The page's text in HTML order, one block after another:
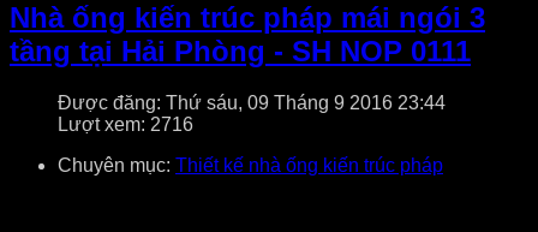
Nhà ống kiến trúc pháp mái ngói 3
tầng tại Hải Phòng - SH NOP 0111
Được đăng: Thứ sáu, 09 Tháng 9 2016 23:44
Lượt xem: 2716
Chuyên mục: Thiết kế nhà ống kiến trúc pháp